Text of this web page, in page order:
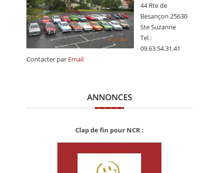
44 Rte de
Besançon 25630
Ste Suzanne
Tel :
09.63.54.31.41
Contacter par Email
ANNONCES
Clap de fin pour NCR :